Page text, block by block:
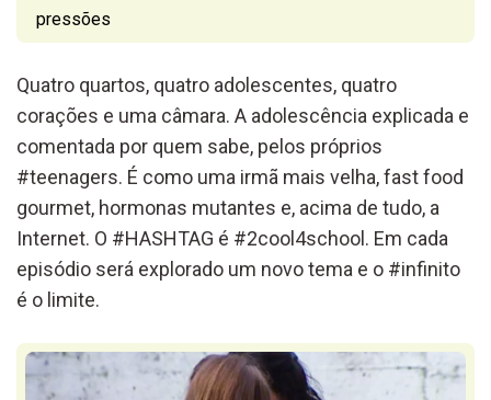
pressões
Quatro quartos, quatro adolescentes, quatro
corações e uma câmara. A adolescência explicada e
comentada por quem sabe, pelos próprios
#teenagers. É como uma irmã mais velha, fast food
gourmet, hormonas mutantes e, acima de tudo, a
Internet. O #HASHTAG é #2cool4school. Em cada
episódio será explorado um novo tema e o #infinito
é o limite.